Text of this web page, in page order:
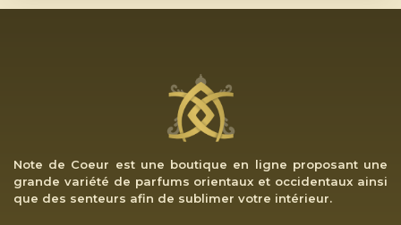
Note de Coeur est une boutique en ligne proposant une
grande variété de parfums orientaux et occidentaux ainsi
que des senteurs afin de sublimer votre intérieur.